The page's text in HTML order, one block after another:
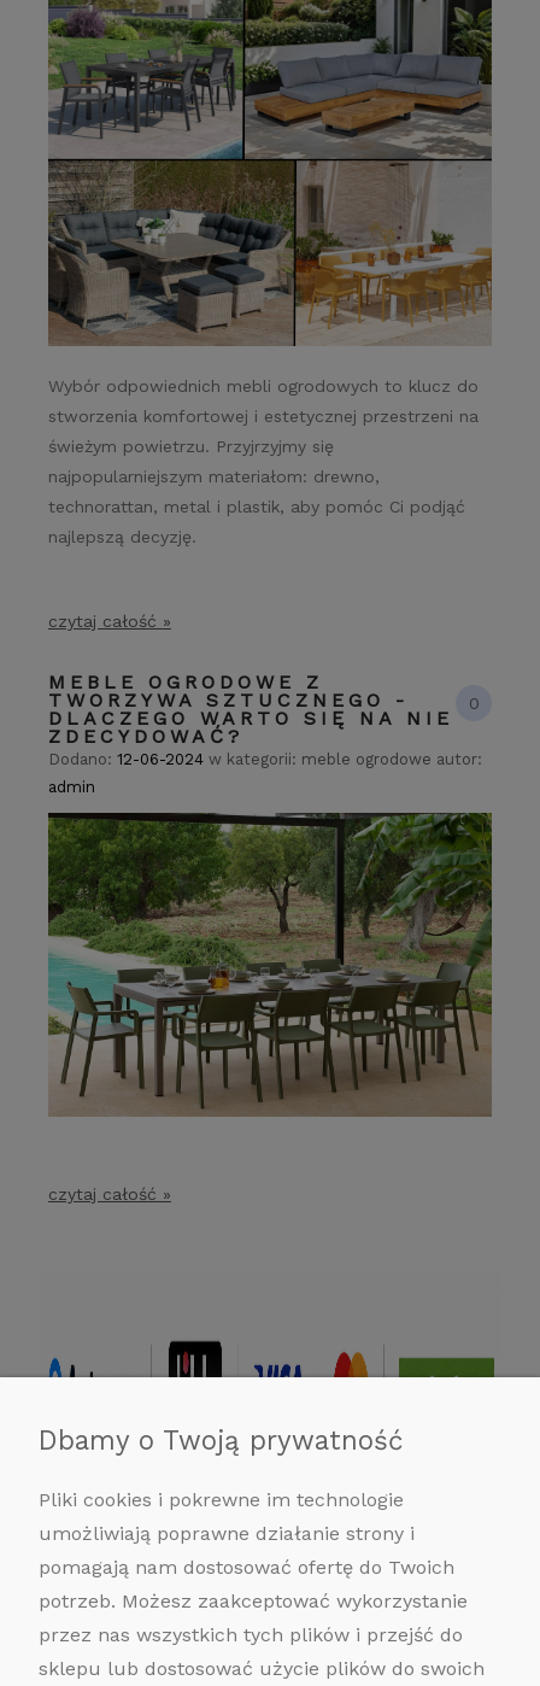
Wybór odpowiednich mebli ogrodowych to klucz do
stworzenia komfortowej i estetycznej przestrzeni na
świeżym powietrzu. Przyjrzyjmy się
najpopularniejszym materiałom: drewno,
technorattan, metal i plastik, aby pomóc Ci podjąć
najlepszą decyzję.
czytaj całość »
MEBLE OGRODOWE Z
TWORZYWA SZTUCZNEGO -
DLACZEGO WARTO SIĘ NA NIE
ZDECYDOWAĆ?
0
Dodano: 12-06-2024 w kategorii: meble ogrodowe autor:
admin
czytaj całość »
POMOC
Dbamy o Twoją prywatność
Pliki cookies i pokrewne im technologie
umożliwiają poprawne działanie strony i
pomagają nam dostosować ofertę do Twoich
potrzeb. Możesz zaakceptować wykorzystanie
przez nas wszystkich tych plików i przejść do
sklepu lub dostosować użycie plików do swoich